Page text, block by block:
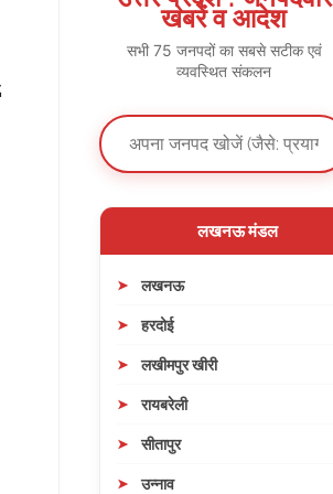
खबरें व आदेश
सभी 75 जनपदों का सबसे सटीक एवं
व्यवस्थित संकलन
लखनऊ मंडल
लखनऊ
हरदोई
लखीमपुर खीरी
रायबरेली
सीतापुर
उन्नाव